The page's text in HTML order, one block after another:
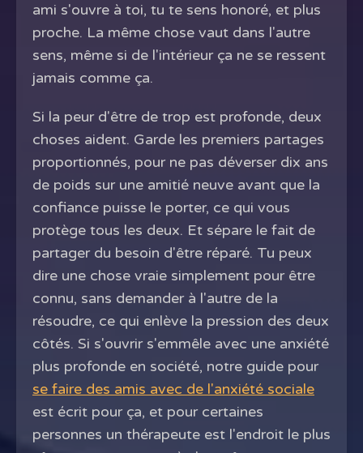
ami s'ouvre à toi, tu te sens honoré, et plus
proche. La même chose vaut dans l'autre
sens, même si de l'intérieur ça ne se ressent
jamais comme ça.
Si la peur d'être de trop est profonde, deux
choses aident. Garde les premiers partages
proportionnés, pour ne pas déverser dix ans
de poids sur une amitié neuve avant que la
confiance puisse le porter, ce qui vous
protège tous les deux. Et sépare le fait de
partager du besoin d'être réparé. Tu peux
dire une chose vraie simplement pour être
connu, sans demander à l'autre de la
résoudre, ce qui enlève la pression des deux
côtés. Si s'ouvrir s'emmêle avec une anxiété
plus profonde en société, notre guide pour
se faire des amis avec de l'anxiété sociale
est écrit pour ça, et pour certaines
personnes un thérapeute est l'endroit le plus